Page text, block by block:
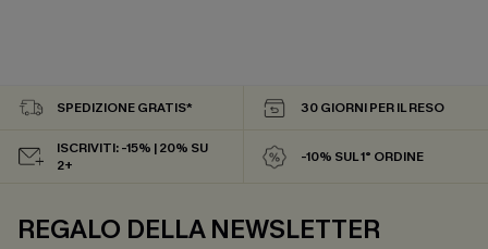
SPEDIZIONE GRATIS* 30 GIORNI PER IL RESO
ISCRIVITI: -15% | 20% SU
2+
-10% SUL 1° ORDINE
REGALO DELLA NEWSLETTER